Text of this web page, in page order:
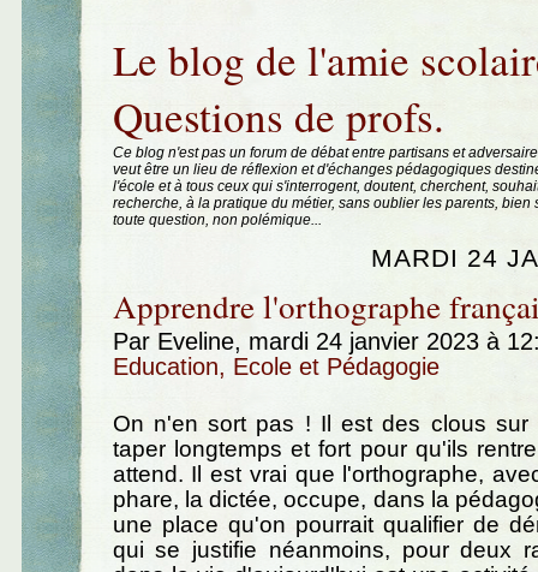
Le blog de l'amie
Questions de profs.
Ce blog n'est pas un forum de débat entre partisans et
veut être un lieu de réflexion et d'échanges pédagogiques
l'école et à tous ceux qui s'interrogent, doutent, cherchent,
recherche, à la pratique du métier, sans oublier les parents, bien
toute question, non polémique...
MARDI 24
Apprendre l'orthographe
Par Eveline, mardi 24 janvier 2023 à
Education, Ecole et Pédagogie
On n'en sort pas ! Il est des clous sur
taper longtemps et fort pour qu'ils
attend. Il est vrai que l'orthographe,
phare, la dictée, occupe, dans la
une place qu'on pourrait qualifier de
qui se justifie néanmoins, pour deux